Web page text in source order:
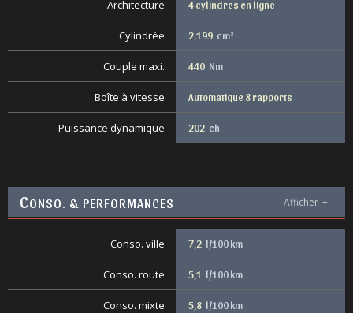
Architecture 4 cylindres en ligne
Cylindrée 2.199 cm³
Couple maxi. 440 Nm
Boîte à vitesse Automatique 8 rapports
Puissance dynamique 202 ch
CONSO. & PERFORMANCES Afficher +
Conso. ville 7,2 l/100 km
Conso. route 5,1 l/100 km
Conso. mixte 5,8 l/100 km